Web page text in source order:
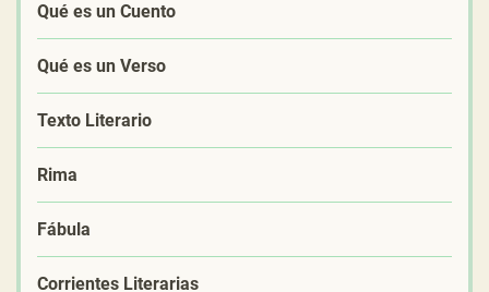
Qué es un Cuento
Qué es un Verso
Texto Literario
Rima
Fábula
Corrientes Literarias